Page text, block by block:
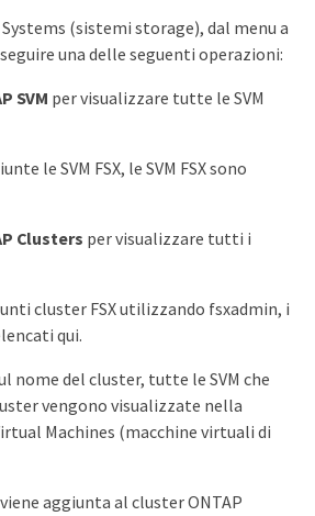
(sistemi storage), dal menu a
una delle seguenti operazioni:
SVM per visualizzare tutte le SVM
le SVM FSX, le SVM FSX sono
Clusters per visualizzare tutti i
cluster FSX utilizzando fsxadmin, i
qui.
nome del cluster, tutte le SVM che
vengono visualizzate nella
Machines (macchine virtuali di
viene aggiunta al cluster ONTAP